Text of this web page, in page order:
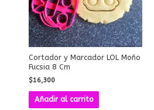
Cortador y Marcador LOL Moño
Fucsia 8 Cm
$16,300
Añadir al carrito